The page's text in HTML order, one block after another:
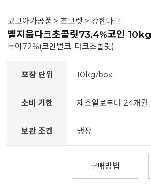
코코아가공품 > 초코렛 > 강한다크
벨지움다크초콜릿73.4%코인 10kg
누아72%(코인벌크-다크초콜릿)
포장 단위 10kg/box
소비 기한 제조일로부터 24개월
보관 조건 냉장
구매방법